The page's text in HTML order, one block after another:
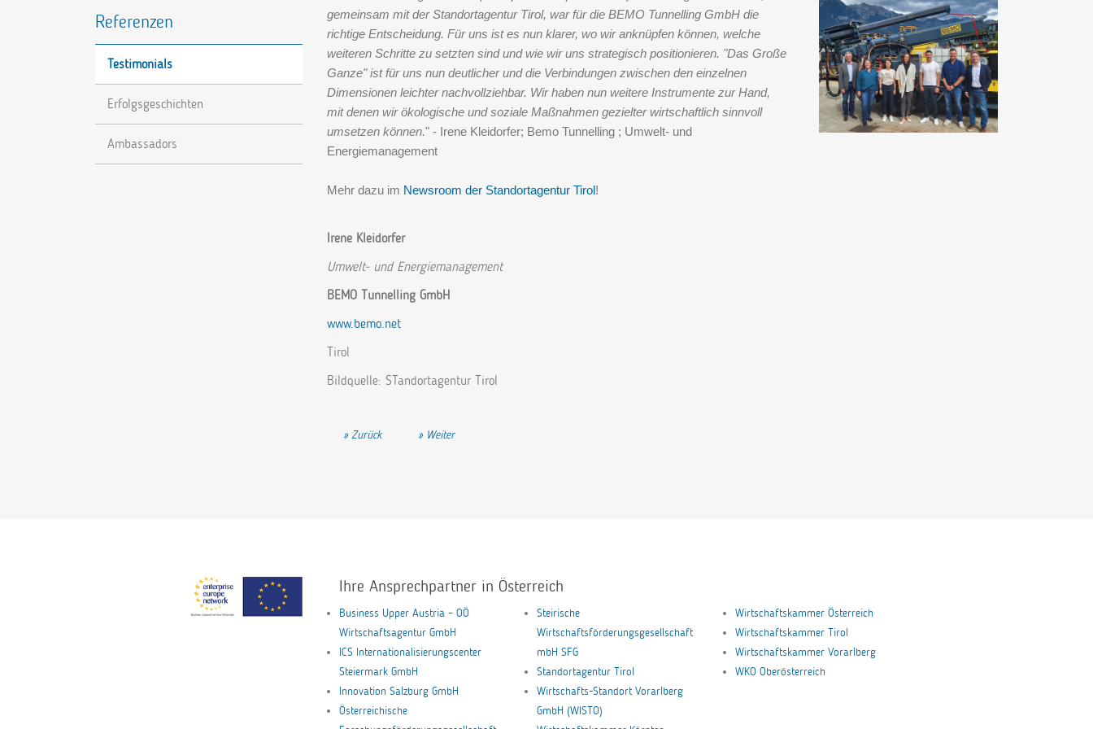
gemeinsam mit der Standortagentur Tirol, war für die BEMO Tunnelling GmbH die
richtige Entscheidung. Für uns ist es nun klarer, wo wir anknüpfen können, welche
weiteren Schritte zu setzten sind und wie wir uns strategisch positionieren. "Das Große
Ganze" ist für uns nun deutlicher und die Verbindungen zwischen den einzelnen
Dimensionen leichter nachvollziehbar. Wir haben nun weitere Instrumente zur Hand,
mit denen wir ökologische und soziale Maßnahmen gezielter wirtschaftlich sinnvoll
umsetzen können." - Irene Kleidorfer; Bemo Tunnelling ; Umwelt- und
Energiemanagement
Mehr dazu im Newsroom der Standortagentur Tirol !
Irene Kleidorfer
Umwelt- und Energiemanagement
BEMO Tunnelling GmbH
www.bemo.net
Tirol
Bildquelle: STandortagentur Tirol
Vorheriger Beitrag: Feldkircher GmbH
Zurück Nächster Beitrag: Lottmann Fensterbänke GmbH
Weiter
Referenzen
Testimonials
Erfolgsgeschichten
Ambassadors
Ihre Ansprechpartner in Österreich
Business Upper Austria – OÖ
Wirtschaftsagentur GmbH
ICS Internationalisierungscenter
Steiermark GmbH
Innovation Salzburg GmbH
Österreichische
Steirische
Wirtschaftsförderungsgesellschaft
mbH SFG
Standortagentur Tirol
Wirtschafts-Standort Vorarlberg
GmbH (WISTO)
Wirtschaftskammer Österreich
Wirtschaftskammer Tirol
Wirtschaftskammer Vorarlberg
WKO Oberösterreich